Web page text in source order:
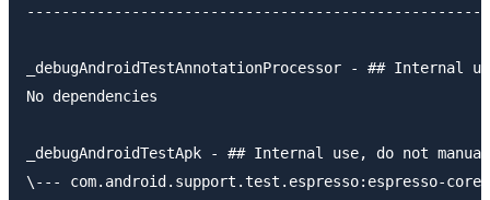
_debugAndroidTestAnnotationProcessor - ## Internal
No dependencies
_debugAndroidTestApk - ## Internal use, do not
\--- com.android.support.test.espresso:espresso-